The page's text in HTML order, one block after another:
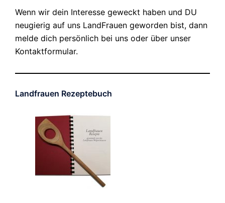
Wenn wir dein Interesse geweckt haben und DU
neugierig auf uns LandFrauen geworden bist, dann
melde dich persönlich bei uns oder über unser
Kontaktformular.
Landfrauen Rezeptebuch